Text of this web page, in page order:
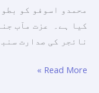
محمدو اسوفو کو
نائجر کی صدارت
Read More »